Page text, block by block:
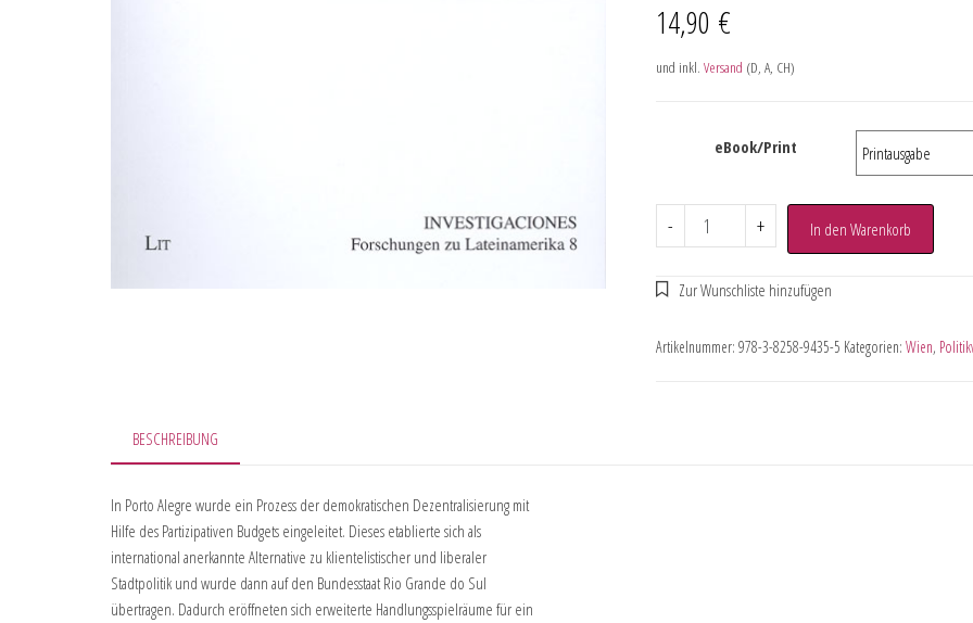
14,90 €
und inkl. Versand (D, A, CH)
eBook/Print
- + In den Warenkorb
Artikelnummer: 978-3-8258-9435-5 Kategorien: Wien,
BESCHREIBUNG
In Porto Alegre wurde ein Prozess der demokratischen Dezentralisierung mit
Hilfe des Partizipativen Budgets eingeleitet. Dieses etablierte sich als
international anerkannte Alternative zu klientelistischer und liberaler
Stadtpolitik und wurde dann auf den Bundesstaat Rio Grande do Sul
übertragen. Dadurch eröffneten sich erweiterte Handlungsspielräume für ein